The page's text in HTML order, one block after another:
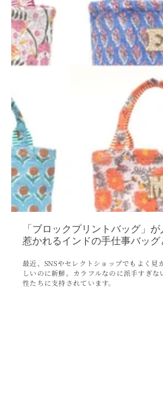
「ブロックプリントバッグ」
惹かれるインドの手仕事バッグ
最近、SNSやセレクトショップでもよく見
しいのに新鮮。カラフルなのに派手すぎ
性たちに支持されています。